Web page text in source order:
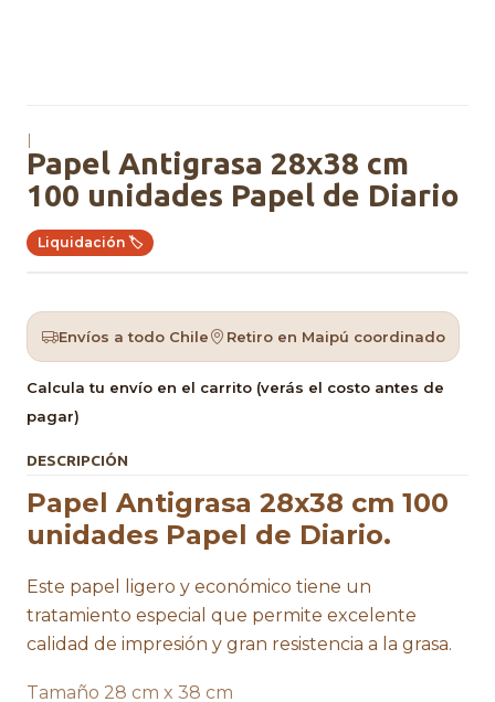
|
Papel Antigrasa 28x38 cm
100 unidades Papel de Diario
Liquidación 🏷️
Envíos a todo Chile Retiro en Maipú coordinado
Calcula tu envío en el carrito (verás el costo antes de
pagar)
DESCRIPCIÓN
Papel Antigrasa 28x38 cm 100
unidades Papel de Diario.
Este papel ligero y económico tiene un
tratamiento especial que permite excelente
calidad de impresión y gran resistencia a la grasa.
Tamaño 28 cm x 38 cm